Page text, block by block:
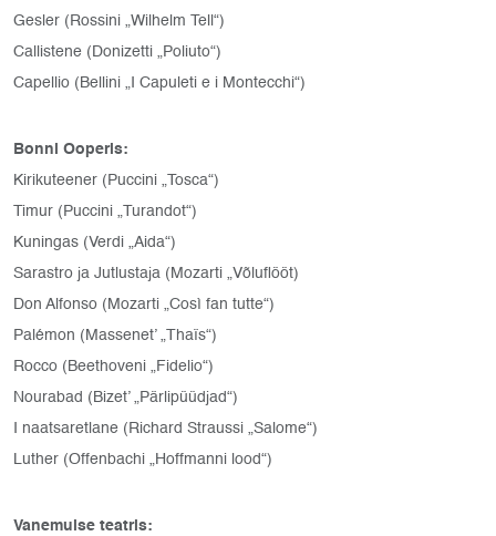
Gesler (Rossini „Wilhelm Tell“)
Callistene (Donizetti „Poliuto“)
Capellio (Bellini „I Capuleti e i Montecchi“)
Bonni Ooperis:
Kirikuteener (Puccini „Tosca“)
Timur (Puccini „Turandot“)
Kuningas (Verdi „Aida“)
Sarastro ja Jutlustaja (Mozarti „Võluflööt)
Don Alfonso (Mozarti „Così fan tutte“)
Palémon (Massenet’ „Thaïs“)
Rocco (Beethoveni „Fidelio“)
Nourabad (Bizet’ „Pärlipüüdjad“)
I naatsaretlane (Richard Straussi „Salome“)
Luther (Offenbachi „Hoffmanni lood“)
Vanemuise teatris: